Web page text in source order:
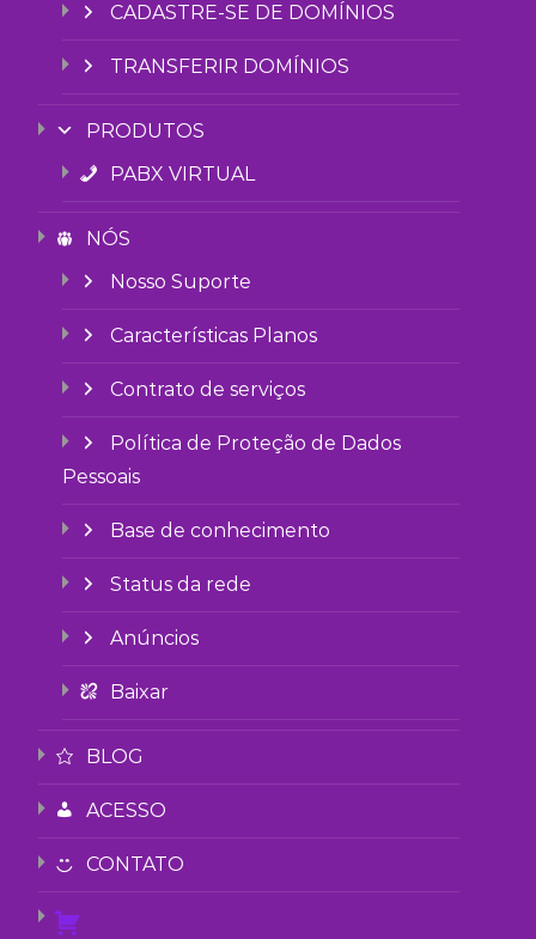
CADASTRE-SE DE DOMÍNIOS
TRANSFERIR DOMÍNIOS
PRODUTOS
PABX VIRTUAL
NÓS
Nosso Suporte
Características Planos
Contrato de serviços
Política de Proteção de Dados
Pessoais
Base de conhecimento
Status da rede
Anúncios
Baixar
BLOG
ACESSO
CONTATO